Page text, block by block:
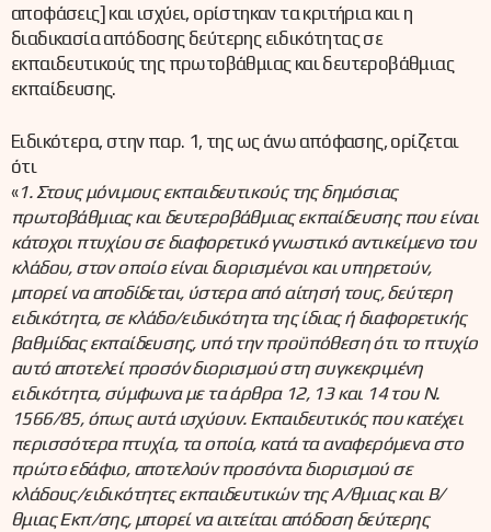
αποφάσεις] και ισχύει, ορίστηκαν τα κριτήρια και η
διαδικασία απόδοσης δεύτερης ειδικότητας σε
εκπαιδευτικούς της πρωτοβάθμιας και δευτεροβάθμιας
εκπαίδευσης.
Ειδικότερα, στην παρ. 1, της ως άνω απόφασης, ορίζεται
ότι
«1. Στους μόνιμους εκπαιδευτικούς της δημόσιας
πρωτοβάθμιας και δευτεροβάθμιας εκπαίδευσης που είναι
κάτοχοι πτυχίου σε διαφορετικό γνωστικό αντικείμενο του
κλάδου, στον οποίο είναι διορισμένοι και υπηρετούν,
μπορεί να αποδίδεται, ύστερα από αίτησή τους, δεύτερη
ειδικότητα, σε κλάδο/ειδικότητα της ίδιας ή διαφορετικής
βαθμίδας εκπαίδευσης, υπό την προϋπόθεση ότι το πτυχίο
αυτό αποτελεί προσόν διορισμού στη συγκεκριμένη
ειδικότητα, σύμφωνα με τα άρθρα 12, 13 και 14 του Ν.
1566/85, όπως αυτά ισχύουν. Εκπαιδευτικός που κατέχει
περισσότερα πτυχία, τα οποία, κατά τα αναφερόμενα στο
πρώτο εδάφιο, αποτελούν προσόντα διορισμού σε
κλάδους/ειδικότητες εκπαιδευτικών της Α/θμιας και Β/
θμιας Εκπ/σης, μπορεί να αιτείται απόδοση δεύτερης